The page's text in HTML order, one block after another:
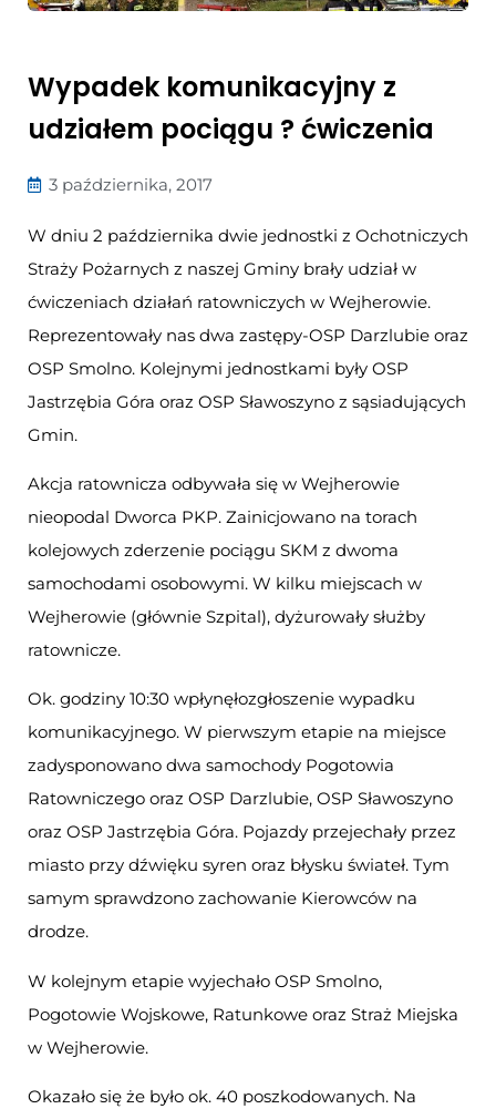
Wypadek komunikacyjny z
udziałem pociągu ? ćwiczenia
3 października, 2017
W dniu 2 października dwie jednostki z Ochotniczych
Straży Pożarnych z naszej Gminy brały udział w
ćwiczeniach działań ratowniczych w Wejherowie.
Reprezentowały nas dwa zastępy-OSP Darzlubie oraz
OSP Smolno. Kolejnymi jednostkami były OSP
Jastrzębia Góra oraz OSP Sławoszyno z sąsiadujących
Gmin.
Akcja ratownicza odbywała się w Wejherowie
nieopodal Dworca PKP. Zainicjowano na torach
kolejowych zderzenie pociągu SKM z dwoma
samochodami osobowymi. W kilku miejscach w
Wejherowie (głównie Szpital), dyżurowały służby
ratownicze.
Ok. godziny 10:30 wpłynęłozgłoszenie wypadku
komunikacyjnego. W pierwszym etapie na miejsce
zadysponowano dwa samochody Pogotowia
Ratowniczego oraz OSP Darzlubie, OSP Sławoszyno
oraz OSP Jastrzębia Góra. Pojazdy przejechały przez
miasto przy dźwięku syren oraz błysku świateł. Tym
samym sprawdzono zachowanie Kierowców na
drodze.
W kolejnym etapie wyjechało OSP Smolno,
Pogotowie Wojskowe, Ratunkowe oraz Straż Miejska
w Wejherowie.
Okazało się że było ok. 40 poszkodowanych. Na